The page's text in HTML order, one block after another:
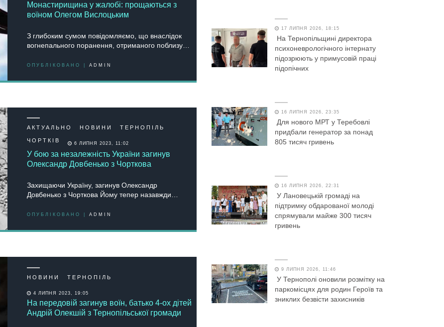
Монастирищина у жалобі: прощаються з
воїном Олегом Вислоцьким
З глибоким сумом повідомляємо, що внаслідок
вогнепального поранення, отриманого поблизу…
ОПУБЛІКОВАНО | ADMIN
АКТУАЛЬНО НОВИНИ ТЕРНОПІЛЬ
ЧОРТКІВ 6 ЛИПНЯ 2023, 11:02
У бою за незалежність України загинув
Олександр Довбенько з Чорткова
Захищаючи Україну, загинув Олександр
Довбенько з Чорткова Йому тепер назавжди…
ОПУБЛІКОВАНО | ADMIN
НОВИНИ ТЕРНОПІЛЬ
4 ЛИПНЯ 2023, 19:05
На передовій загинув воїн, батько 4-ох дітей
Андрій Олекшій з Тернопільської громади
17 ЛИПНЯ 2026, 18:15
На Тернопільщині директора
психоневрологічного інтернату
підозрюють у примусовій праці
підопічних
16 ЛИПНЯ 2026, 23:35
Для нового МРТ у Теребовлі
придбали генератор за понад
805 тисяч гривень
16 ЛИПНЯ 2026, 22:31
У Лановецькій громаді на
підтримку обдарованої молоді
спрямували майже 300 тисяч
гривень
9 ЛИПНЯ 2026, 11:46
У Тернополі оновили розмітку на
паркомісцях для родин Героїв та
зниклих безвісти захисників